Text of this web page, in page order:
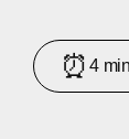
⏰ 4